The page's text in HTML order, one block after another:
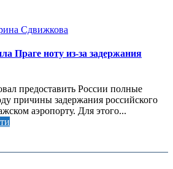
Сдвижкова
Праге ноту из-за задержания
предоставить России полные
причины задержания российского
аэропорту. Для этого...